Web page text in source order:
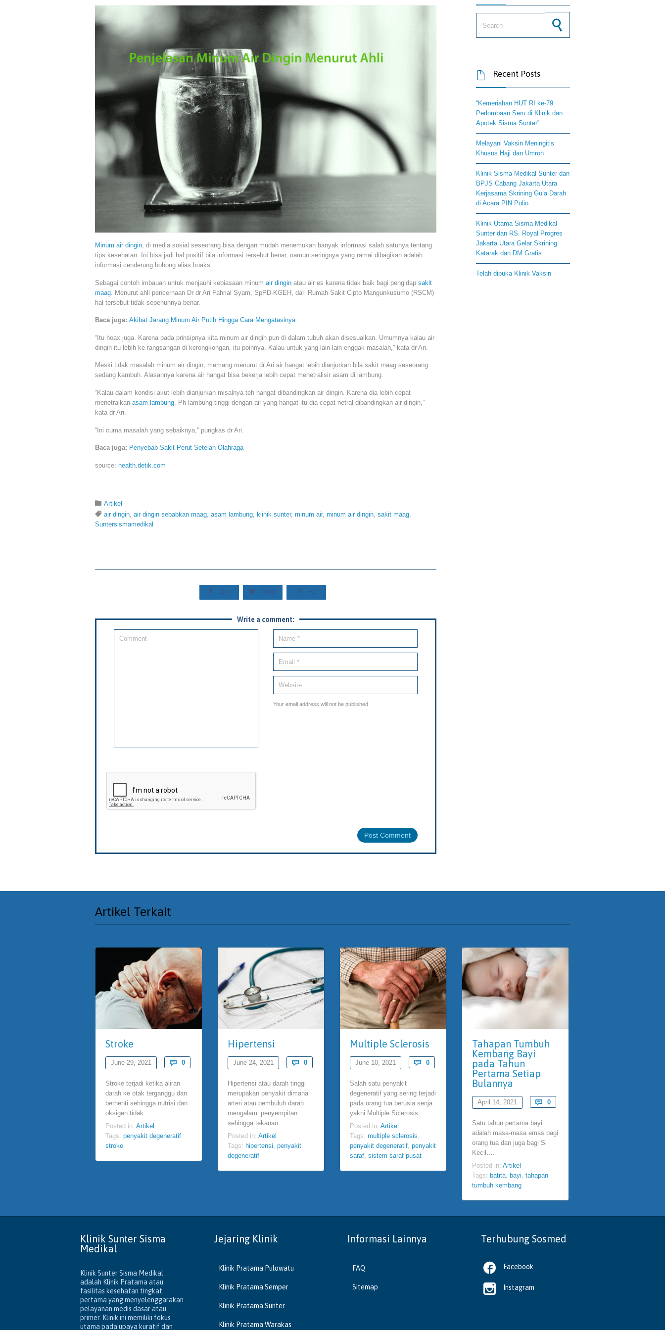
Minum air dingin, di media sosial seseorang bisa dengan mudah menemukan banyak informasi salah satunya tentang
tips kesehatan. Ini bisa jadi hal positif bila informasi tersebut benar, namun seringnya yang ramai dibagikan adalah
informasi cenderung bohong alias hoaks.
Sebagai contoh imbauan untuk menjauhi kebiasaan minum air dingin atau air es karena tidak baik bagi pengidap sakit
maag . Menurut ahli pencernaan Dr dr Ari Fahrial Syam, SpPD-KGEH, dari Rumah Sakit Cipto Mangunkusumo (RSCM)
hal tersebut tidak sepenuhnya benar.
Baca juga: Akibat Jarang Minum Air Putih Hingga Cara Mengatasinya
“Itu hoax juga. Karena pada prinsipnya kita minum air dingin pun di dalam tubuh akan disesuaikan. Umumnya kalau air
dingin itu lebih ke rangsangan di kerongkongan, itu poinnya. Kalau untuk yang lain-lain enggak masalah,” kata dr Ari.
Meski tidak masalah minum air dingin, memang menurut dr Ari air hangat lebih dianjurkan bila sakit maag seseorang
sedang kambuh. Alasannya karena air hangat bisa bekerja lebih cepat menetralisir asam di lambung.
“Kalau dalam kondisi akut lebih dianjurkan misalnya teh hangat dibandingkan air dingin. Karena dia lebih cepat
menetralkan asam lambung. Ph lambung tinggi dengan air yang hangat itu dia cepat netral dibandingkan air dingin,”
kata dr Ari.
“Ini cuma masalah yang sebaiknya,” pungkas dr Ari.
Baca juga: Penyebab Sakit Perut Setelah Olahraga
source: health.detik.com
 Category
Artikel
 Tags
air dingin, air dingin sebabkan maag, asam lambung, klinik sunter, minum air, minum air dingin, sakit maag,
Suntersismamedikal
 Like  Tweet  +1
Write a comment:
Your email address will not be published.
 Recent Posts
“Kemeriahan HUT RI ke-79:
Perlombaan Seru di Klinik dan
Apotek Sisma Sunter”
Melayani Vaksin Meningitis
Khusus Haji dan Umroh
Klinik Sisma Medikal Sunter dan
BPJS Cabang Jakarta Utara
Kerjasama Skrining Gula Darah
di Acara PIN Polio
Klinik Utama Sisma Medikal
Sunter dan RS. Royal Progres
Jakarta Utara Gelar Skrining
Katarak dan DM Gratis
Telah dibuka Klinik Vaksin
Artikel Terkait
Stroke
June 29, 2021  0Comments
Stroke terjadi ketika aliran
darah ke otak terganggu dan
berhenti sehingga nutrisi dan
oksigen tidak…
Posted in: Artikel
Tags: penyakit degeneratif,
stroke
Hipertensi
June 24, 2021  0Comments
Hipertensi atau darah tinggi
merupakan penyakit dimana
arteri atau pembuluh darah
mengalami penyempitan
sehingga tekanan…
Posted in: Artikel
Tags: hipertensi, penyakit
degeneratif
Multiple Sclerosis
June 10, 2021  0Comments
Salah satu penyakit
degeneratif yang sering terjadi
pada orang tua berusia senja
yakni Multiple Sclerosis….
Posted in: Artikel
Tags: multiple sclerosis,
penyakit degeneratif, penyakit
saraf, sistem saraf pusat
Tahapan Tumbuh
Kembang Bayi
pada Tahun
Pertama Setiap
Bulannya
April 14, 2021  0Comments
Satu tahun pertama bayi
adalah masa-masa emas bagi
orang tua dan juga bagi Si
Kecil….
Posted in: Artikel
Tags: batita, bayi, tahapan
tumbuh kembang
Klinik Sunter Sisma
Medikal
Klinik Sunter Sisma Medikal
adalah Klinik Pratama atau
fasilitas kesehatan tingkat
pertama yang menyelenggarakan
pelayanan medis dasar atau
primer. Klinik ini memiliki fokus
utama pada upaya kuratif dan
Jejaring Klinik
Klinik Pratama Pulowatu
Klinik Pratama Semper
Klinik Pratama Sunter
Klinik Pratama Warakas
Informasi Lainnya
FAQ
Sitemap
Terhubung Sosmed
 Facebook
 Instagram